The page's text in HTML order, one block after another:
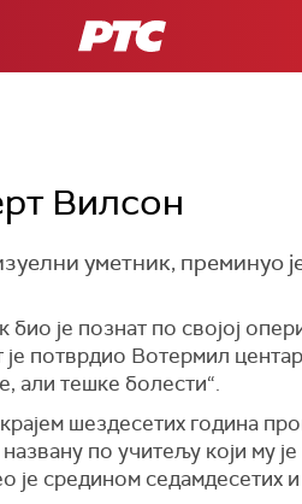
РТС
Вилсон
уметник, преминуо
је познат по својој
потврдио Вотермил
али тешке болести“.
шездесетих година
по учитељу који му
средином седамдесетих